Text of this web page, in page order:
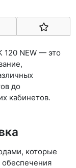
NEW — это
до
кабинетов.
которые